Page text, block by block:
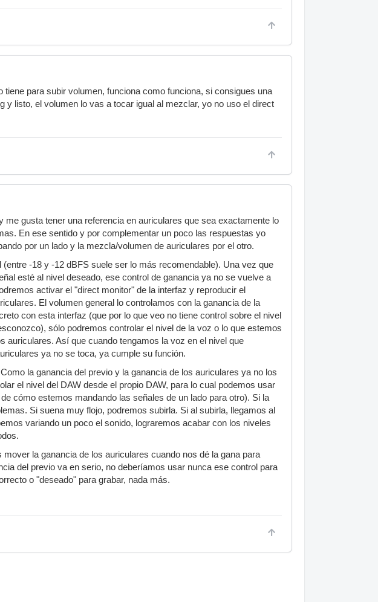
para subir volumen, funciona como funciona, si consigues una
listo, el volumen lo vas a tocar igual al mezclar, yo no uso el direct
gusta tener una referencia en auriculares que sea exactamente lo
En ese sentido y por complementar un poco las respuestas yo
por un lado y la mezcla/volumen de auriculares por el otro.
-18 y -12 dBFS suele ser lo más recomendable). Una vez que
esté al nivel deseado, ese control de ganancia ya no se vuelve a
activar el "direct monitor" de la interfaz y reproducir el
El volumen general lo controlamos con la ganancia de la
con esta interfaz (que por lo que veo no tiene control sobre el nivel
sólo podremos controlar el nivel de la voz o lo que estemos
auriculares. Así que cuando tengamos la voz en el nivel que
ya no se toca, ya cumple su función.
la ganancia del previo y la ganancia de los auriculares ya no los
el nivel del DAW desde el propio DAW, para lo cual podemos usar
cómo estemos mandando las señales de un lado para otro). Si la
Si suena muy flojo, podremos subirla. Si al subirla, llegamos al
variando un poco el sonido, lograremos acabar con los niveles
la ganancia de los auriculares cuando nos dé la gana para
del previo va en serio, no deberíamos usar nunca ese control para
o "deseado" para grabar, nada más.